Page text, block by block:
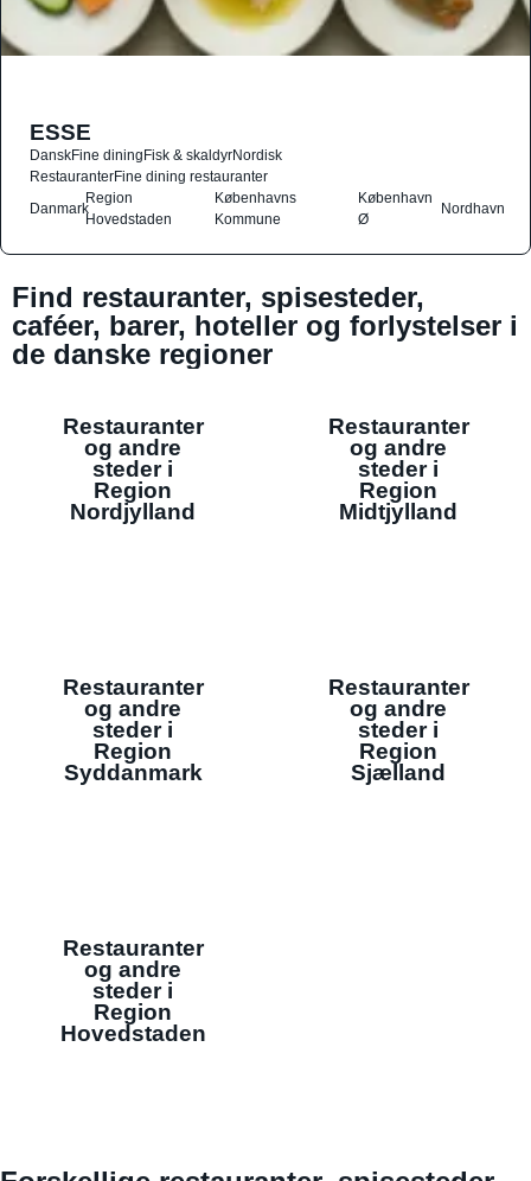
ESSE
DanskFine diningFisk & skaldyrNordisk
RestauranterFine dining restauranter
Danmark
Region
Hovedstaden
Københavns
Kommune
København
Ø
Nordhavn
Find restauranter, spisesteder,
caféer, barer, hoteller og forlystelser i
de danske regioner
Restauranter
og andre
steder i
Region
Nordjylland
Restauranter
og andre
steder i
Region
Midtjylland
Restauranter
og andre
steder i
Region
Syddanmark
Restauranter
og andre
steder i
Region
Sjælland
Restauranter
og andre
steder i
Region
Hovedstaden